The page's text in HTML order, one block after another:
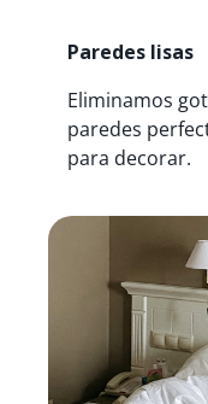
Paredes lisas
Eliminamos
paredes
para decorar.